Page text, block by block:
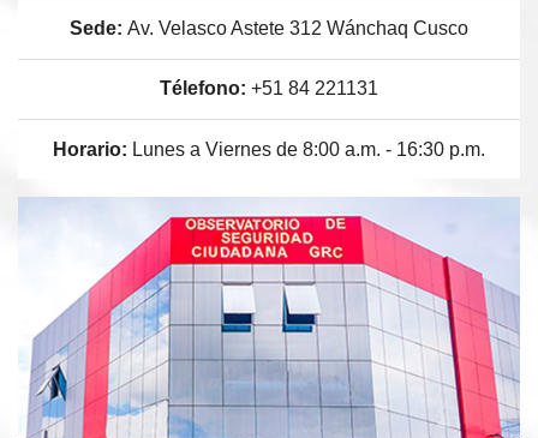
Sede: Av. Velasco Astete 312 Wánchaq Cusco
Télefono: +51 84 221131
Horario: Lunes a Viernes de 8:00 a.m. - 16:30 p.m.